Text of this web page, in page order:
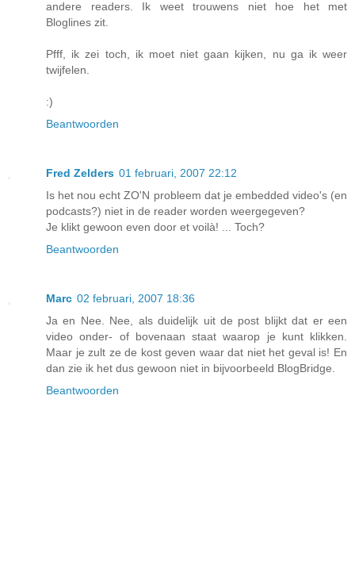
andere readers. Ik weet trouwens niet hoe het met
Bloglines zit.
Pfff, ik zei toch, ik moet niet gaan kijken, nu ga ik weer
twijfelen.
:)
Beantwoorden
Fred Zelders 01 februari, 2007 22:12
Is het nou echt ZO'N probleem dat je embedded video's (en
podcasts?) niet in de reader worden weergegeven?
Je klikt gewoon even door et voilà! ... Toch?
Beantwoorden
Marc 02 februari, 2007 18:36
Ja en Nee. Nee, als duidelijk uit de post blijkt dat er een
video onder- of bovenaan staat waarop je kunt klikken.
Maar je zult ze de kost geven waar dat niet het geval is! En
dan zie ik het dus gewoon niet in bijvoorbeeld BlogBridge.
Beantwoorden